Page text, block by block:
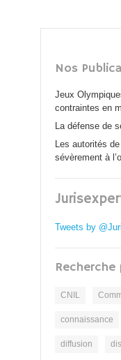
Nos
Jeux
contraintes en
La défense de
Les autorités
sévèrement à
Tweets by
CNIL
connaissance
diffusion